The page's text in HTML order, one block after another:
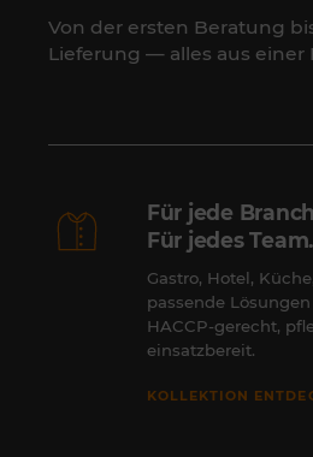
Von der ersten Beratung
Lieferung — alles aus einer
Für jede
Für jedes Team.
Gastro, Hotel,
passende
HACCP-gerecht,
einsatzbereit.
KOLLEKTION